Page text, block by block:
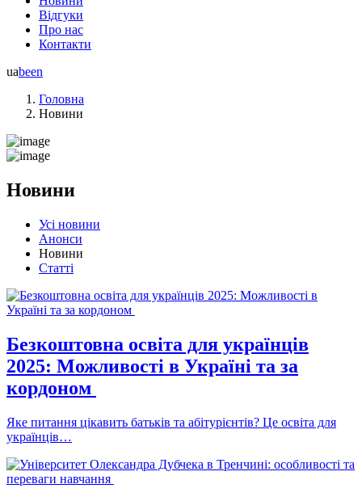
Відгуки
Про нас
Контакти
uabeen
Головна
Новини
Новини
Усі новини
Анонси
Новини
Статті
Безкоштовна освіта для українців
2025: Можливості в Україні та за
кордоном
Яке питання цікавить батьків та абітурієнтів? Це освіта для
українців…